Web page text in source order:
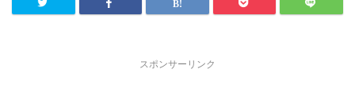
スポンサーリンク